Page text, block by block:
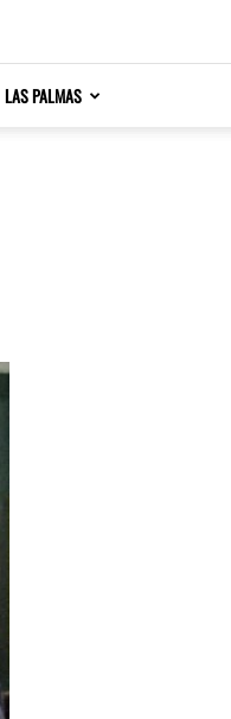
LAS PALMAS